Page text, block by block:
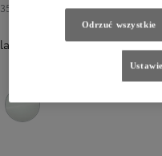
3500 zł
lakier perłowy
Odrzuć wszystkie